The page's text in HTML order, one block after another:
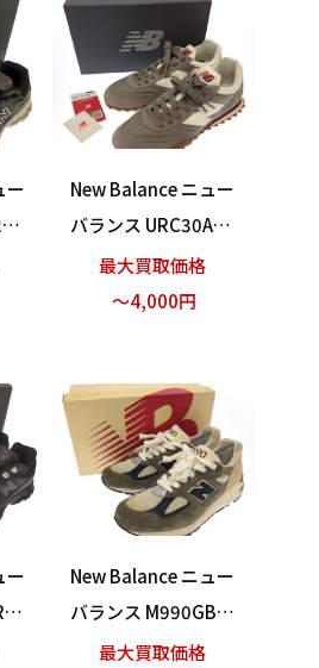
ー
×
New Balance ニュー
バランス URC30AD
スニーカー グレー 2
7cm 買い取りまし
最大買取価格
～4,000円
ー
New Balance ニュー
バランス M990GB2
990V2 Olive Suede
最大買取価格